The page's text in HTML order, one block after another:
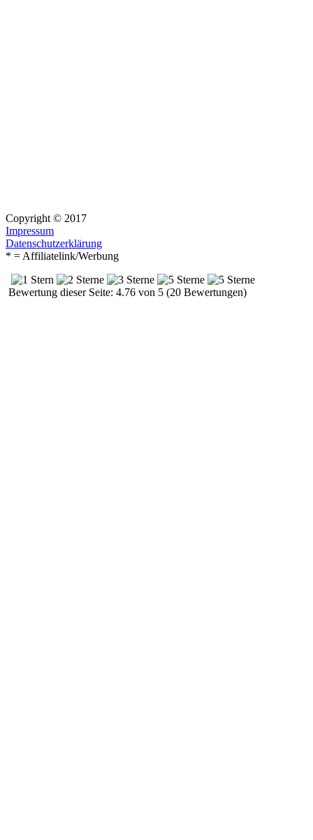
Copyright © 2017
Impressum
Datenschutzerklärung
* = Affiliatelink/Werbung
Bewertung dieser Seite: 4.76 von 5 (20 Bewertungen)